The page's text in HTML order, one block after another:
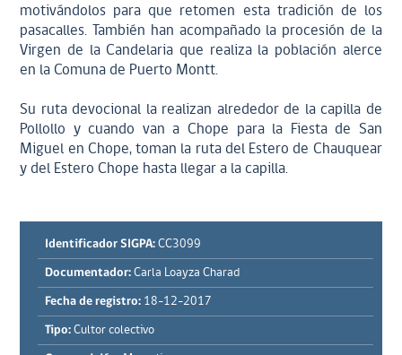
motivándolos para que retomen esta tradición de los
pasacalles. También han acompañado la procesión de la
Virgen de la Candelaria que realiza la población alerce
en la Comuna de Puerto Montt.
Su ruta devocional la realizan alrededor de la capilla de
Pollollo y cuando van a Chope para la Fiesta de San
Miguel en Chope, toman la ruta del Estero de Chauquear
y del Estero Chope hasta llegar a la capilla.
Identificador SIGPA: CC3099
Documentador: Carla Loayza Charad
Fecha de registro: 18-12-2017
Tipo: Cultor colectivo